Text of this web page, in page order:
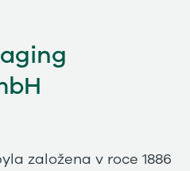
založena v roce 1886